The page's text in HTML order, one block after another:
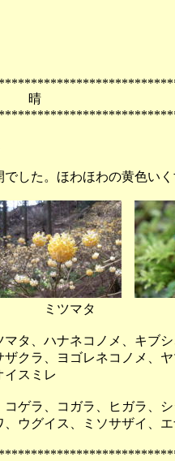
日（水)
した。ほわほわの黄色い
タ ミツマタ
タ、ハナネコノメ、キブ
ラ、ヨゴレネコノメ、ヤ
スミレ
ゲラ、コガラ、ヒガラ、
ウグイス、ミソサザイ、エ